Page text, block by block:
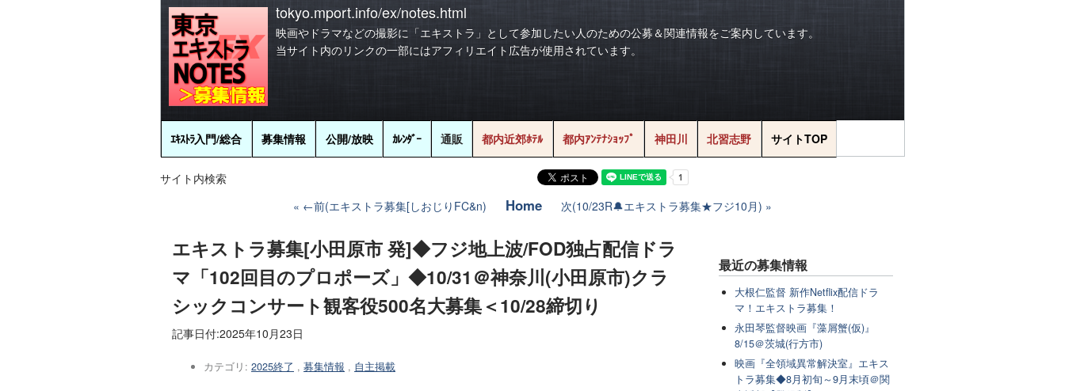
tokyo.mport.info/ex/notes.html
映画やドラマなどの撮影に「エキストラ」として参加したい人のための公募＆関連情報をご案内しています。
当サイト内のリンクの一部にはアフィリエイト広告が使用されています。
ｴｷｽﾄﾗ入門/総合 募集情報 公開/放映 ｶﾚﾝﾀﾞｰ 通販 都内近郊ﾎﾃﾙ 都内ｱﾝﾃﾅｼｮｯﾌﾟ 神田川 北習志野 サイトTOP
サイト内検索
←前(エキストラ募集[しおじりFC&n)
Home 次(10/23R🔔エキストラ募集★フジ10月)
エキストラ募集[小田原市 発]◆フジ地上波/FOD独占配信ドラ
マ「102回目のプロポーズ」◆10/31＠神奈川(小田原市)クラ
シックコンサート観客役500名大募集＜10/28締切り
記事日付:2025年10月23日
カテゴリ: 2025終了 , 募集情報 , 自主掲載
最近の募集情報
大根仁監督 新作Netflix配信ドラ
マ！エキストラ募集！
永田琴監督映画『藻屑蟹(仮)』
8/15＠茨城(行方市)
映画『全領域異常解決室』エキス
トラ募集◆8月初旬～9月末頃＠関